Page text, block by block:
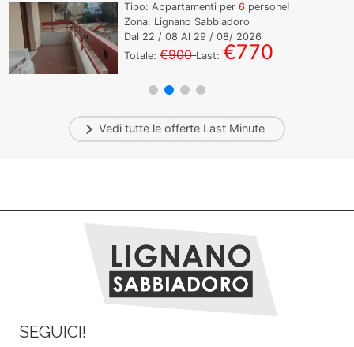
Tipo: Appartamenti per6 persone!
Zona: Lignano Sabbiadoro
Dal 22 / 08 Al 29 / 08/ 2026
Totale:€900Last:€770
Vedi tutte le offerte Last Minute
SEGUICI!